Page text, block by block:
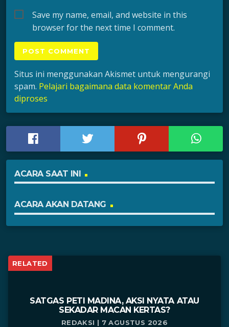
Save my name, email, and website in this
browser for the next time I comment.
Situs ini menggunakan Akismet untuk mengurangi
spam. Pelajari bagaimana data komentar Anda
diproses
ACARA SAAT INI
ACARA AKAN DATANG
RELATED
SATGAS PETI MADINA, AKSI NYATA ATAU
SEKADAR MACAN KERTAS?
REDAKSI | 7 AGUSTUS 2026